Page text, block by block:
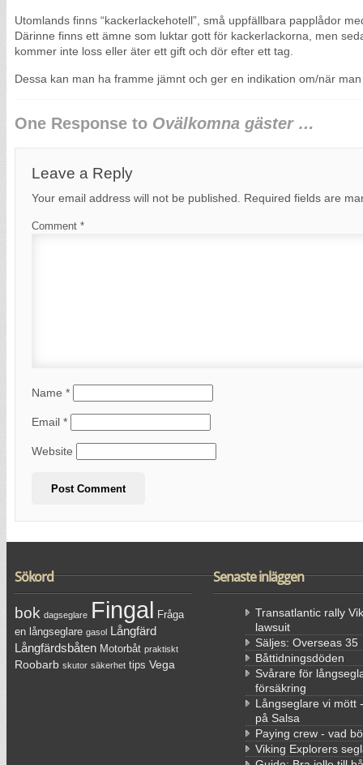
Utomlands finns “kackerlackehotell”, små uppfällbara papplådor
Därinne finns ett ämne som luktar gott för kackerlackorna, men
kommer inte loss eller äter ett gift och dör efter ett tag.
Dessa kan man ha framme jämnt och ger en indikation om/när
One Response to Ovälkomna gäster …
Leave a Reply
Your email address will not be published. Required fields are
Comment *
Name *
Email *
Website
Sökord
bok dagseglare Fingal Fråga
en långseglare gasol Långfärd
Långfärdsbåten Motorbåt praktiskt
Roobarb skutor säkerhet tips Vega
Senaste inläggen
Transatlantic rally
lawsuit
Säljes: Overseas 35
Båttidningsdöden
Svårare för
försäkring
Långseglare vi mött
på Salsa
Paying crew - vad
Viking Explorers